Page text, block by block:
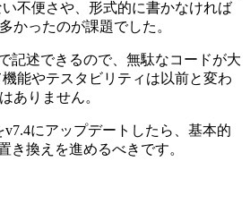
不便さや、形式的に書かなければ
かったのが課題でした。
記述できるので、無駄なコードが大
能やテスタビリティは以前と変わ
ありません。
にアップデートしたら、基本的
き換えを進めるべきです。